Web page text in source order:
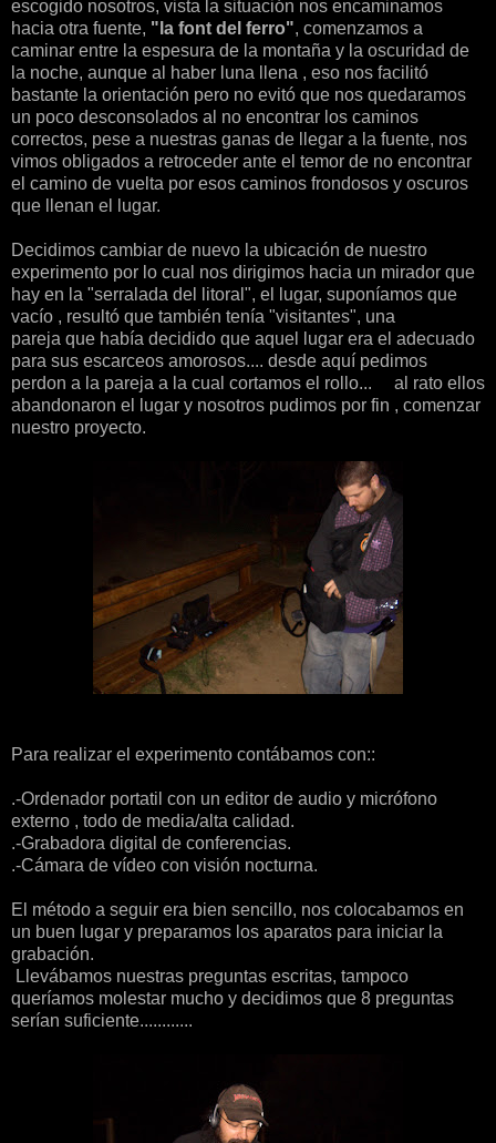
escogido nosotros, vista la situación nos encaminamos
hacia otra fuente, "la font del ferro", comenzamos a
caminar entre la espesura de la montaña y la oscuridad de
la noche, aunque al haber luna llena , eso nos facilitó
bastante la orientación pero no evitó que nos quedaramos
un poco desconsolados al no encontrar los caminos
correctos, pese a nuestras ganas de llegar a la fuente, nos
vimos obligados a retroceder ante el temor de no encontrar
el camino de vuelta por esos caminos frondosos y oscuros
que llenan el lugar.
Decidimos cambiar de nuevo la ubicación de nuestro
experimento por lo cual nos dirigimos hacia un mirador que
hay en la "serralada del litoral", el lugar, suponíamos que
vacío , resultó que también tenía "visitantes", una
pareja que había decidido que aquel lugar era el adecuado
para sus escarceos amorosos.... desde aquí pedimos
perdon a la pareja a la cual cortamos el rollo... al rato ellos
abandonaron el lugar y nosotros pudimos por fin , comenzar
nuestro proyecto.
Para realizar el experimento contábamos con::
.-Ordenador portatil con un editor de audio y micrófono
externo , todo de media/alta calidad.
.-Grabadora digital de conferencias.
.-Cámara de vídeo con visión nocturna.
El método a seguir era bien sencillo, nos colocabamos en
un buen lugar y preparamos los aparatos para iniciar la
grabación.
Llevábamos nuestras preguntas escritas, tampoco
queríamos molestar mucho y decidimos que 8 preguntas
serían suficiente............